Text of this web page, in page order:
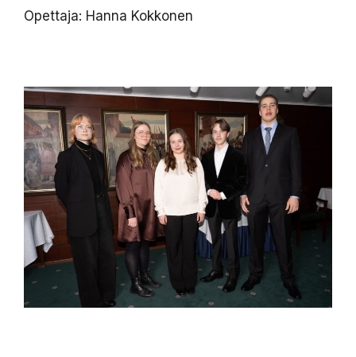
Opettaja: Hanna Kokkonen